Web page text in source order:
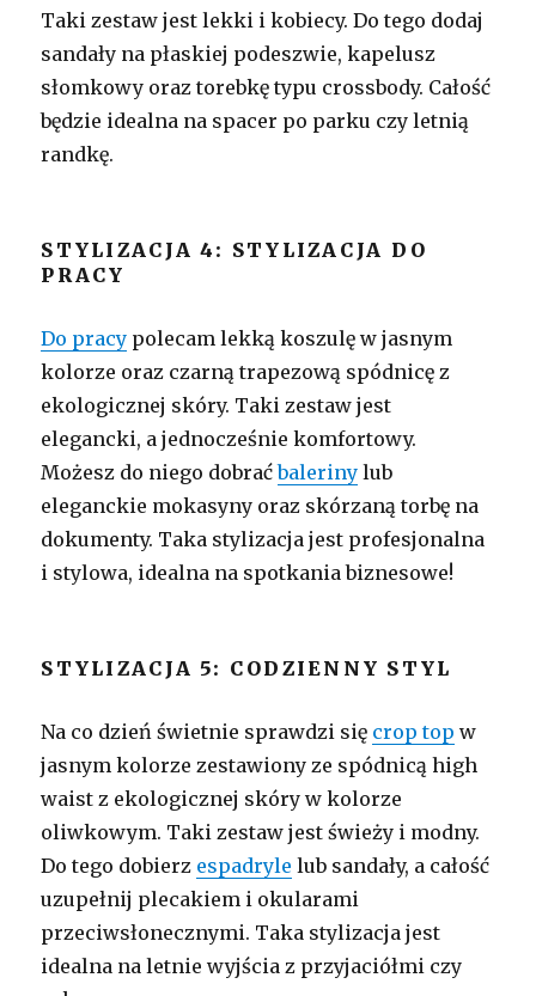
Taki zestaw jest lekki i kobiecy. Do tego dodaj
sandały na płaskiej podeszwie, kapelusz
słomkowy oraz torebkę typu crossbody. Całość
będzie idealna na spacer po parku czy letnią
randkę.
STYLIZACJA 4: STYLIZACJA DO
PRACY
Do pracy polecam lekką koszulę w jasnym
kolorze oraz czarną trapezową spódnicę z
ekologicznej skóry. Taki zestaw jest
elegancki, a jednocześnie komfortowy.
Możesz do niego dobraćbaleriny lub
eleganckie mokasyny oraz skórzaną torbę na
dokumenty. Taka stylizacja jest profesjonalna
i stylowa, idealna na spotkania biznesowe!
STYLIZACJA 5: CODZIENNY STYL
Na co dzień świetnie sprawdzi się crop top w
jasnym kolorze zestawiony ze spódnicą high
waist z ekologicznej skóry w kolorze
oliwkowym. Taki zestaw jest świeży i modny.
Do tego dobierz espadryle lub sandały, a całość
uzupełnij plecakiem i okularami
przeciwsłonecznymi. Taka stylizacja jest
idealna na letnie wyjścia z przyjaciółmi czy